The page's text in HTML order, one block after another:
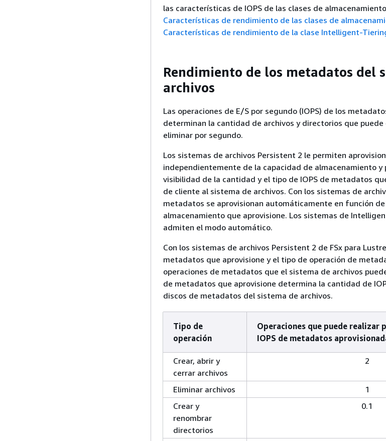
las características de IOPS de las clases de
Características de rendimiento de las clases de
Características de rendimiento de la clase Intelligent-
Rendimiento de los metadatos del
archivos
Las operaciones de E/S por segundo (IOPS) de los
determinan la cantidad de archivos y directorios que puede
eliminar por segundo.
Los sistemas de archivos Persistent 2 le permiten
independientemente de la capacidad de almacenamiento y
visibilidad de la cantidad y el tipo de IOPS de metadatos
de cliente al sistema de archivos. Con los sistemas de
metadatos se aprovisionan automáticamente en función
almacenamiento que aprovisione. Los sistemas de
admiten el modo automático.
Con los sistemas de archivos Persistent 2 de FSx para
metadatos que aprovisione y el tipo de operación de
operaciones de metadatos que el sistema de archivos
de metadatos que aprovisione determina la cantidad de
discos de metadatos del sistema de archivos.
Tipo de
operación
Operaciones que puede realizar
IOPS de metadatos
Crear, abrir y
cerrar archivos
2
Eliminar archivos
1
Crear y
renombrar
directorios
0.1